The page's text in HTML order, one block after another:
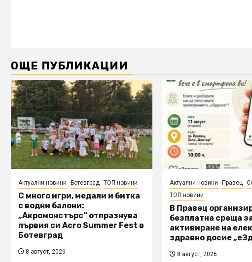
ОЩЕ ПУБЛИКАЦИИ
Актуални новини Ботевград ТОП новини
С много игри, медали и битка
с водни балони:
„Акромонстърс“ отпразнува
първия си Acro Summer Fest в
Ботевград
8 август, 2026
Актуални новини Правец
ТОП новини
В Правец
безплатна среща
активиране на
здравно досие
8 август, 2026